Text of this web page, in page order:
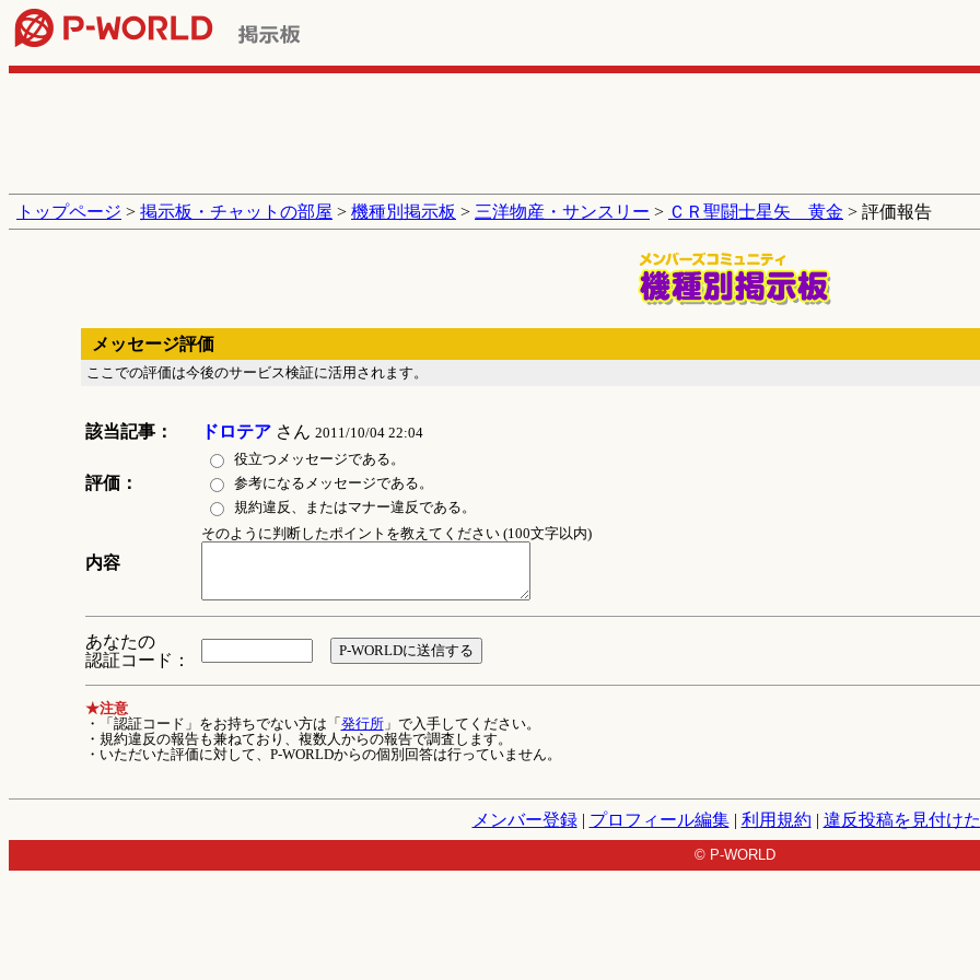
トップページ > 掲示板・チャットの部屋 > 機種別掲示板 > 三洋物産・サンスリー > ＣＲ聖闘士星矢 黄金 > 評価報告
メッセージ評価
ここでの評価は今後のサービス検証に活用されます。
該当記事： ドロテアさん 2011/10/04 22:04
評価：
役立つメッセージである。
参考になるメッセージである。
規約違反、またはマナー違反である。
内容
そのように判断したポイントを教えてください (100文字以内)
あなたの
認証コード：
★注意
・「認証コード」をお持ちでない方は「 発行所」で入手してください。
・規約違反の報告も兼ねており、複数人からの報告で調査します。
・いただいた評価に対して、P-WORLDからの個別回答は行っていません。
メンバー登録| プロフィール編集| 利用規約 | 違反投稿を見付け
© P-WORLD